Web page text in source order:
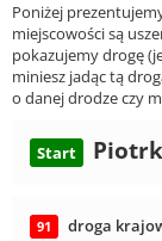
Poniżej
miejscowości są
pokazujemy drogę
miniesz jadąc tą
o danej drodze czy
Start
91
droga